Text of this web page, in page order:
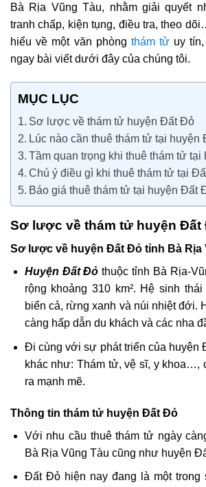
Bà Rịa Vũng Tàu, nhằm giải quyết
tranh chấp, kiện tụng, điều tra, theo
hiểu về một văn phòng thám tử uy
ngay bài viết dưới đây của chúng tôi.
MỤC LỤC
Sơ lược về thám tử huyện Đất Đỏ
Lúc nào cần thuê thám tử tại huyện
Tầm quan trọng khi thuê thám tử
Chú ý điều gì khi thuê thám tử tại
Báo giá thuê thám tử tại huyện Đất
Sơ lược về thám tử huyện Đất
Sơ lược về huyện Đất Đỏ tỉnh Bà Rịa
Huyện Đất Đỏ thuộc tỉnh Bà Rịa-
rộng khoảng 310 km². Hệ sinh
biển cả, rừng xanh và núi nhiệt đới.
càng hấp dẫn du khách và các nha
Đi cùng với sự phát triển của huyện
khác như: Thám tử, vệ sĩ, y khoa…,
ra mạnh mẽ.
Thông tin thám tử huyện Đất Đỏ
Với nhu cầu thuê thám tử ngày
Bà Rịa Vũng Tàu cũng như huyện
Đất Đỏ hiện nay đang là một trong